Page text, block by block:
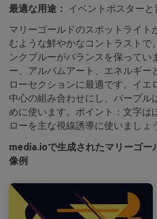
最適な用途：
イベントポスター
マリーゴールドのスポットライト
むような鮮やかなコントラストで
ンクブルーがバランスを保ってい
ー、アルバムアート、エネルギー
ローセクションに最適です。イエ
中心の組み合わせにし、パープル
めに使います。ポイント：文字は
ローを主な視線誘導に使いましょ
media.ioで生成されたマリーゴー
像例